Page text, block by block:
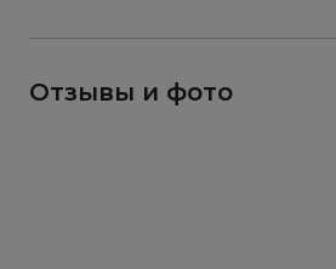
Отзывы и фото